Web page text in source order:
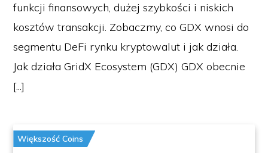
funkcji finansowych, dużej szybkości i niskich
kosztów transakcji. Zobaczmy, co GDX wnosi do
segmentu DeFi rynku kryptowalut i jak działa.
Jak działa GridX Ecosystem (GDX) GDX obecnie
[...]
Większość Coins